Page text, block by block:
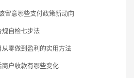
留意哪些支付政策新动向
规自检七步法
从零做到盈利的实用方法
商户收款有哪些变化